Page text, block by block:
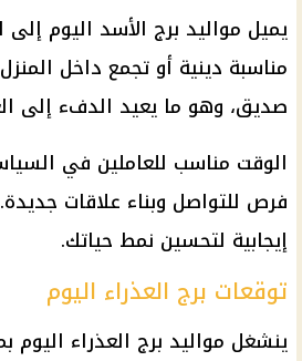
يميل مواليد برج الأسد اليوم إلى
مناسبة دينية أو تجمع داخل
صديق، وهو ما يعيد الدفء إلى
الوقت مناسب للعاملين في
فرص للتواصل وبناء علاقات
إيجابية لتحسين نمط حياتك.
توقعات برج العذراء اليوم
ينشغل مواليد برج العذراء